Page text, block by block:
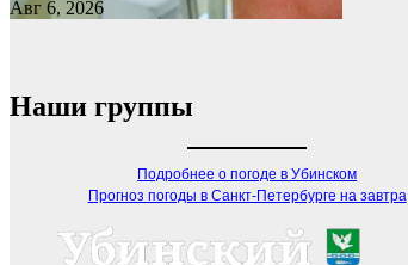
Авг 6, 2026
Наши группы
Подробнее о погоде в Убинском
Прогноз погоды в Санкт-Петербурге на завтра